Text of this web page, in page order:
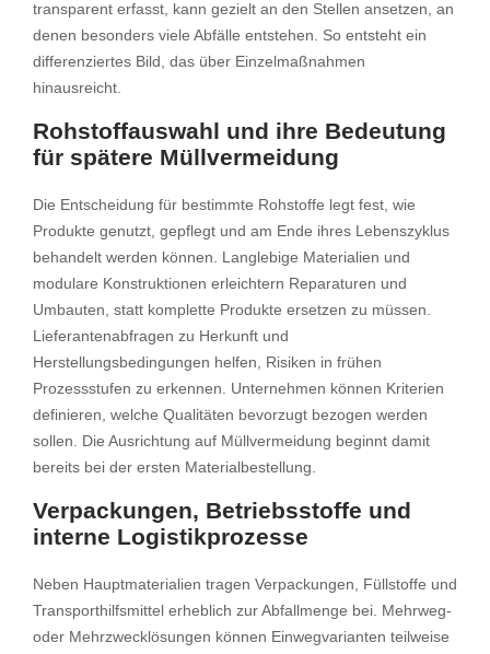
transparent erfasst, kann gezielt an den Stellen ansetzen, an
denen besonders viele Abfälle entstehen. So entsteht ein
differenziertes Bild, das über Einzelmaßnahmen
hinausreicht.
Rohstoffauswahl und ihre Bedeutung
für spätere Müllvermeidung
Die Entscheidung für bestimmte Rohstoffe legt fest, wie
Produkte genutzt, gepflegt und am Ende ihres Lebenszyklus
behandelt werden können. Langlebige Materialien und
modulare Konstruktionen erleichtern Reparaturen und
Umbauten, statt komplette Produkte ersetzen zu müssen.
Lieferantenabfragen zu Herkunft und
Herstellungsbedingungen helfen, Risiken in frühen
Prozessstufen zu erkennen. Unternehmen können Kriterien
definieren, welche Qualitäten bevorzugt bezogen werden
sollen. Die Ausrichtung auf Müllvermeidung beginnt damit
bereits bei der ersten Materialbestellung.
Verpackungen, Betriebsstoffe und
interne Logistikprozesse
Neben Hauptmaterialien tragen Verpackungen, Füllstoffe und
Transporthilfsmittel erheblich zur Abfallmenge bei. Mehrweg-
oder Mehrzwecklösungen können Einwegvarianten teilweise